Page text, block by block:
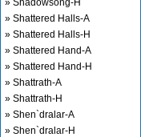
» Shadowsong-H
» Shattered Halls-A
» Shattered Halls-H
» Shattered Hand-A
» Shattered Hand-H
» Shattrath-A
» Shattrath-H
» Shen`dralar-A
» Shen`dralar-H